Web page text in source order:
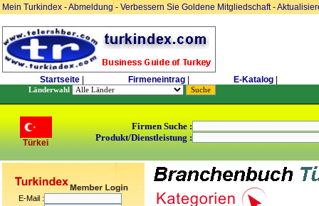
Mein Turkindex -Abmeldung- Verbessern Sie Goldene Mitgliedschaft-
Startseite Firmeneintrag E-Katalog
Länderwahl
Türkei
Firmen Suche :
Produkt/Dienstleistung :
E-Mail :